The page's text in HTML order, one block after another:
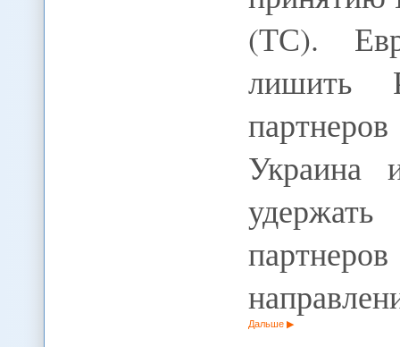
(ТС).
лишить
Украина
Дальше